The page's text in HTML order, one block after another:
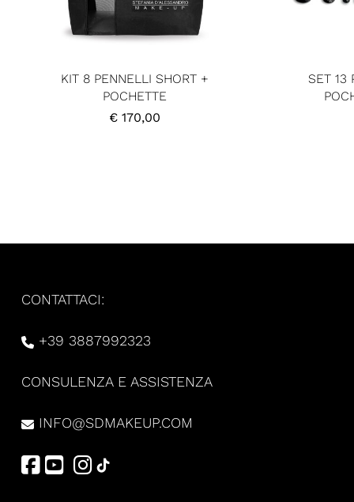
KIT 8 PENNELLI SHORT +
POCHETTE
€ 170,00
SET 13
CONTATTACI:
+39 3887992323
CONSULENZA E ASSISTENZA
INFO@SDMAKEUP.COM